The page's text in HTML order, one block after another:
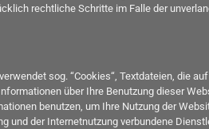
rechtliche Schritte im Falle der
sog. “Cookies“, Textdateien, die
über Ihre Benutzung dieser
benutzen, um Ihre Nutzung der
der Internetnutzung verbundene